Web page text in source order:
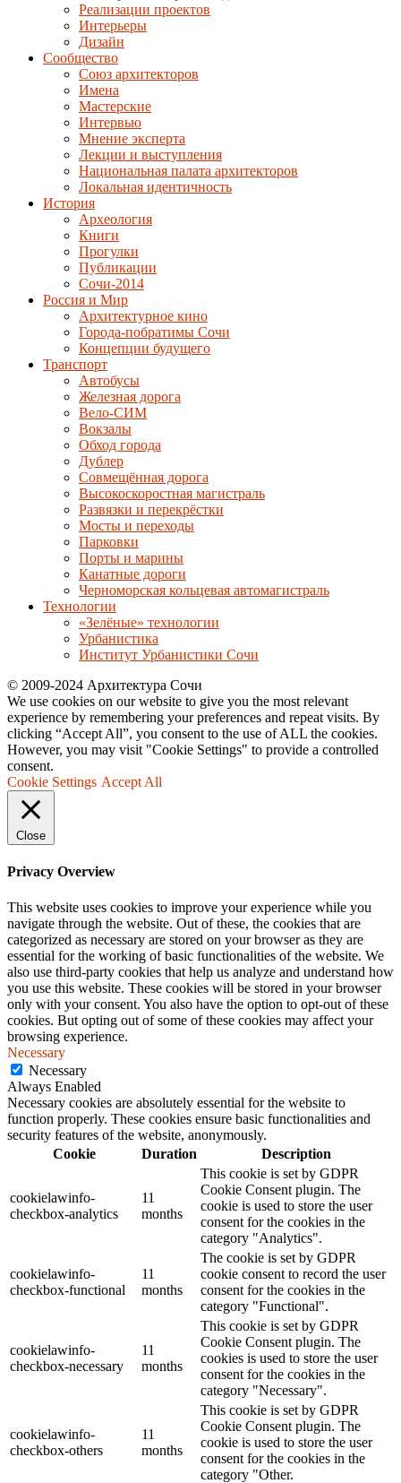
Реализации проектов
Интерьеры
Дизайн
Сообщество
Союз архитекторов
Имена
Мастерские
Интервью
Мнение эксперта
Лекции и выступления
Национальная палата архитекторов
Локальная идентичность
История
Археология
Книги
Прогулки
Публикации
Сочи-2014
Россия и Мир
Архитектурное кино
Города-побратимы Сочи
Концепции будущего
Транспорт
Автобусы
Железная дорога
Вело-СИМ
Вокзалы
Обход города
Дублер
Совмещённая дорога
Высокоскоростная магистраль
Развязки и перекрёстки
Мосты и переходы
Парковки
Порты и марины
Канатные дороги
Черноморская кольцевая автомагистраль
Технологии
«Зелёные» технологии
Урбанистика
Институт Урбанистики Сочи
© 2009-2024 Архитектура Сочи
We use cookies on our website to give you the most relevant
experience by remembering your preferences and repeat visits. By
clicking “Accept All”, you consent to the use of ALL the cookies.
However, you may visit "Cookie Settings" to provide a controlled
consent.
Cookie Settings Accept All
Close
Privacy Overview
This website uses cookies to improve your experience while you
navigate through the website. Out of these, the cookies that are
categorized as necessary are stored on your browser as they are
essential for the working of basic functionalities of the website. We
also use third-party cookies that help us analyze and understand how
you use this website. These cookies will be stored in your browser
only with your consent. You also have the option to opt-out of these
cookies. But opting out of some of these cookies may affect your
browsing experience.
Necessary
Necessary
Always Enabled
Necessary cookies are absolutely essential for the website to
function properly. These cookies ensure basic functionalities and
security features of the website, anonymously.
Cookie
Duration Description
cookielawinfo-
checkbox-analytics
11
months
This cookie is set by GDPR
Cookie Consent plugin. The
cookie is used to store the user
consent for the cookies in the
category "Analytics".
cookielawinfo-
checkbox-functional
11
months
The cookie is set by GDPR
cookie consent to record the user
consent for the cookies in the
category "Functional".
cookielawinfo-
checkbox-necessary
11
months
This cookie is set by GDPR
Cookie Consent plugin. The
cookies is used to store the user
consent for the cookies in the
category "Necessary".
cookielawinfo-
checkbox-others
11
months
This cookie is set by GDPR
Cookie Consent plugin. The
cookie is used to store the user
consent for the cookies in the
category "Other.